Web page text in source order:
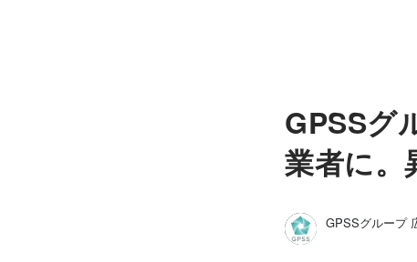
GPSSグ
業者に。
GPSSグループ